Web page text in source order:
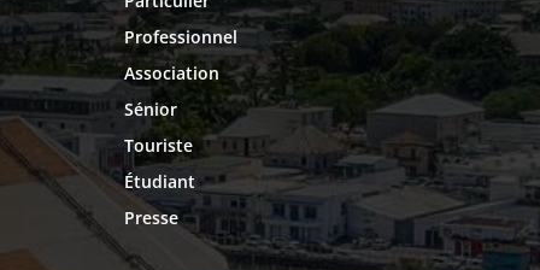
Professionnel
Association
Sénior
Touriste
Étudiant
Presse